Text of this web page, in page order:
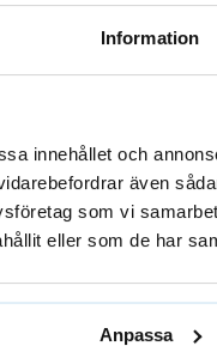
Information
innehållet och
även
som vi
eller som de har
Anpassa